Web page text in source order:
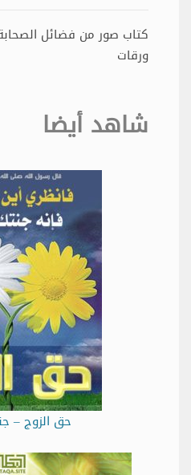
كتاب صور من فضائل
ورقات
شاهد أيضا
حق الزوج –